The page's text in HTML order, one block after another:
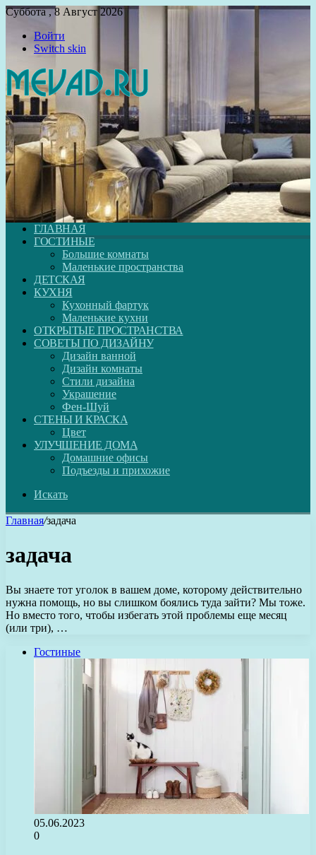
Суббота , 8 Август 2026
Войти
Switch skin
ГЛАВНАЯ
ГОСТИНЫЕ
Большие комнаты
Маленькие пространства
ДЕТСКАЯ
КУХНЯ
Кухонный фартук
Маленькие кухни
ОТКРЫТЫЕ ПРОСТРАНСТВА
СОВЕТЫ ПО ДИЗАЙНУ
Дизайн ванной
Дизайн комнаты
Стили дизайна
Украшение
Фен-Шуй
СТЕНЫ И КРАСКА
Цвет
УЛУЧШЕНИЕ ДОМА
Домашние офисы
Подъезды и прихожие
Искать
Главная/задача
задача
Вы знаете тот уголок в вашем доме, которому действительно
нужна помощь, но вы слишком боялись туда зайти? Мы тоже.
Но вместо того, чтобы избегать этой проблемы еще месяц
(или три), …
Гостиные
05.06.2023
0